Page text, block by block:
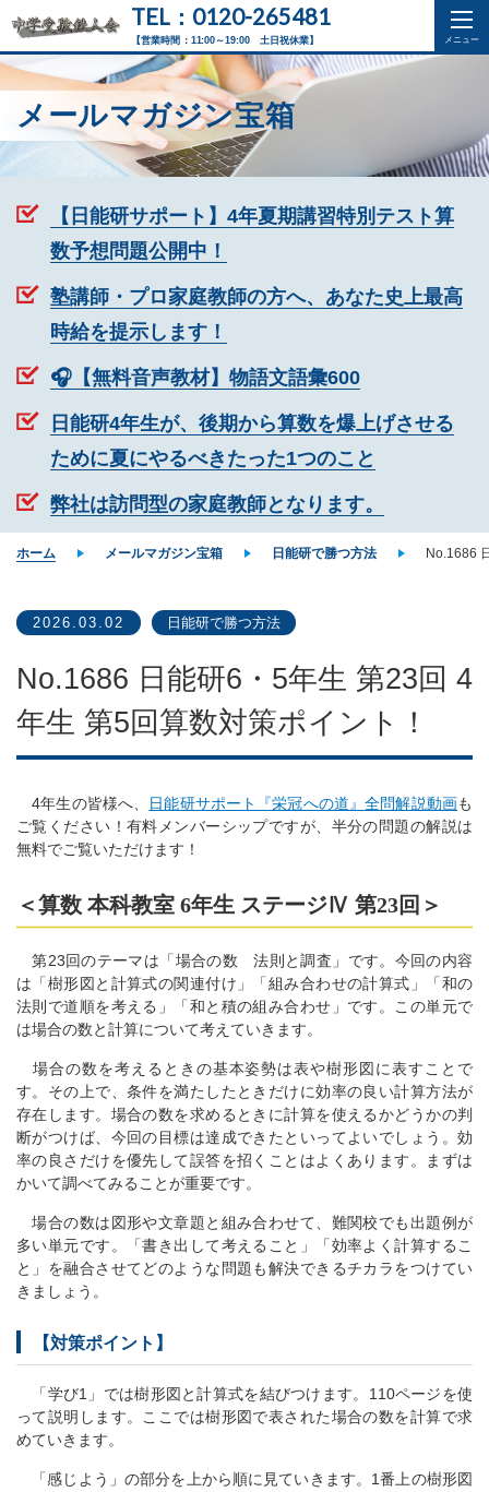
【営業時間：11:00～19:00 土日祝休業】
TEL：0120-265481
メールマガジン宝箱
【日能研サポート】4年夏期講習特別テスト算
数予想問題公開中！
塾講師・プロ家庭教師の方へ、あなた史上最高
時給を提示します！
🎧【無料音声教材】物語文語彙600
日能研4年生が、後期から算数を爆上げさせる
ために夏にやるべきたった1つのこと
弊社は訪問型の家庭教師となります。
ホーム メールマガジン宝箱 日能研で勝つ方法 No.1686
2026.03.02 日能研で勝つ方法
No.1686 日能研6・5年生 第23回 4
年生 第5回算数対策ポイント！
4年生の皆様へ、 日能研サポート『栄冠への道』全問解説動画も
ご覧ください！有料メンバーシップですが、半分の問題の解説は
無料でご覧いただけます！
＜算数 本科教室 6年生 ステージⅣ 第23回＞
第23回のテーマは「場合の数 法則と調査」です。今回の内容
は「樹形図と計算式の関連付け」「組み合わせの計算式」「和の
法則で道順を考える」「和と積の組み合わせ」です。この単元で
は場合の数と計算について考えていきます。
場合の数を考えるときの基本姿勢は表や樹形図に表すことで
す。その上で、条件を満たしたときだけに効率の良い計算方法が
存在します。場合の数を求めるときに計算を使えるかどうかの判
断がつけば、今回の目標は達成できたといってよいでしょう。効
率の良さだけを優先して誤答を招くことはよくあります。まずは
かいて調べてみることが重要です。
場合の数は図形や文章題と組み合わせて、難関校でも出題例が
多い単元です。「書き出して考えること」「効率よく計算するこ
と」を融合させてどのような問題も解決できるチカラをつけてい
きましょう。
【対策ポイント】
「学び1」では樹形図と計算式を結びつけます。110ページを使
って説明します。ここでは樹形図で表された場合の数を計算で求
めていきます。
「感じよう」の部分を上から順に見ていきます。1番上の樹形図